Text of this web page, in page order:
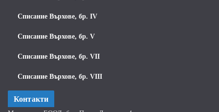
Списание Върхове, бр. IV
Списание Върхове, бр. V
Списание Върхове, бр. VII
Списание Върхове, бр. VIII
Контакти